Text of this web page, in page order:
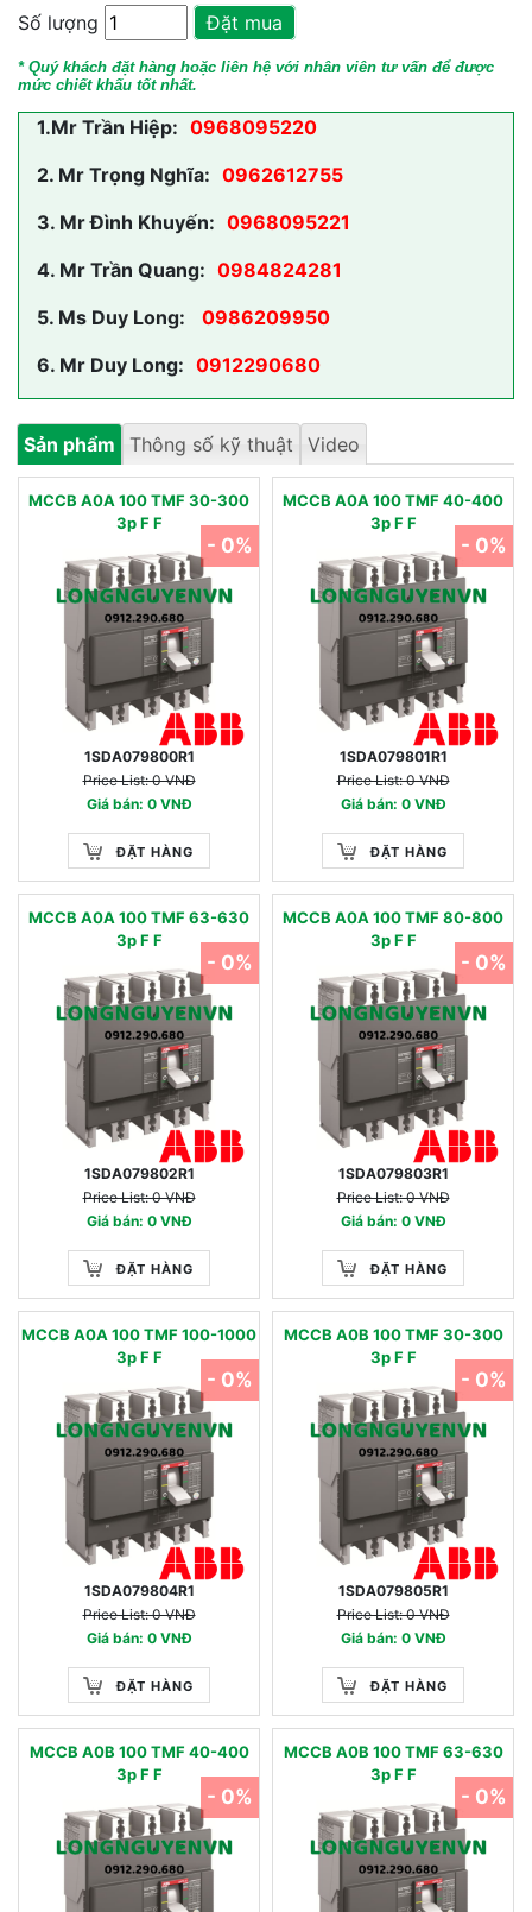
Số lượng Đặt mua
* Quý khách đặt hàng hoặc liên hệ với nhân viên tư vấn để được
mức chiết khấu tốt nhất.
1.Mr Trần Hiệp: 0968095220
2. Mr Trọng Nghĩa: 0962612755
3. Mr Đình Khuyến: 0968095221
4. Mr Trần Quang: 0984824281
5. Ms Duy Long:
0986209950
6. Mr Duy Long: 0912290680
Sản phẩm Thông số kỹ thuật Video
MCCB A0A 100 TMF 30-300
3p F F
1SDA079800R1
Price List: 0 VNĐ
Giá bán: 0 VNĐ
ĐẶT HÀNG
- 0%
MCCB A0A 100 TMF 40-400
3p F F
1SDA079801R1
Price List: 0 VNĐ
Giá bán: 0 VNĐ
ĐẶT HÀNG
- 0%
MCCB A0A 100 TMF 63-630
3p F F
1SDA079802R1
Price List: 0 VNĐ
Giá bán: 0 VNĐ
ĐẶT HÀNG
- 0%
MCCB A0A 100 TMF 80-800
3p F F
1SDA079803R1
Price List: 0 VNĐ
Giá bán: 0 VNĐ
ĐẶT HÀNG
- 0%
MCCB A0A 100 TMF 100-1000
3p F F
1SDA079804R1
Price List: 0 VNĐ
Giá bán: 0 VNĐ
ĐẶT HÀNG
- 0%
MCCB A0B 100 TMF 30-300
3p F F
1SDA079805R1
Price List: 0 VNĐ
Giá bán: 0 VNĐ
ĐẶT HÀNG
- 0%
MCCB A0B 100 TMF 40-400
3p F F
- 0%
MCCB A0B 100 TMF 63-630
3p F F
- 0%